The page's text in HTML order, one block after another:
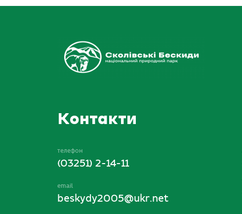
Контакти
телефон
(03251) 2-14-11
email
beskydy2005@ukr.net